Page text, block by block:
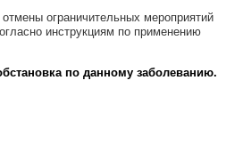
ограничительных мероприятий
инструкциям по применению
по данному заболеванию.